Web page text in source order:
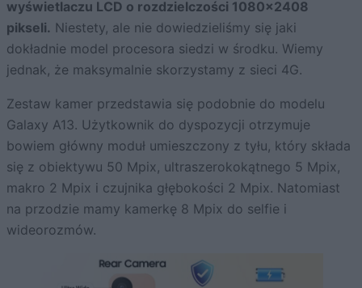
wyświetlaczu LCD o rozdzielczości 1080×2408
pikseli. Niestety, ale nie dowiedzieliśmy się jaki
dokładnie model procesora siedzi w środku. Wiemy
jednak, że maksymalnie skorzystamy z sieci 4G.
Zestaw kamer przedstawia się podobnie do modelu
Galaxy A13. Użytkownik do dyspozycji otrzymuje
bowiem główny moduł umieszczony z tyłu, który składa
się z obiektywu 50 Mpix, ultraszerokokątnego 5 Mpix,
makro 2 Mpix i czujnika głębokości 2 Mpix. Natomiast
na przodzie mamy kamerkę 8 Mpix do selfie i
wideorozmów.